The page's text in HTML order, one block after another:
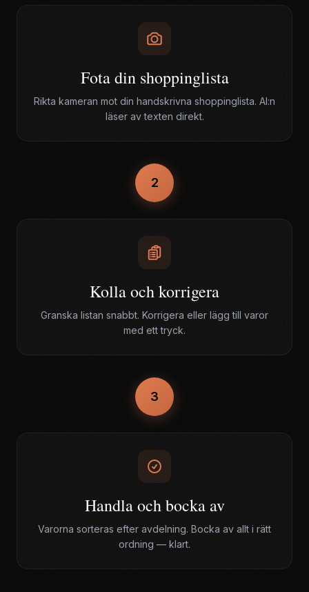
Fota din shoppinglista
Rikta kameran mot din handskrivna shoppinglista. AI:n
läser av texten direkt.
2
Kolla och korrigera
Granska listan snabbt. Korrigera eller lägg till varor
med ett tryck.
3
Handla och bocka av
Varorna sorteras efter avdelning. Bocka av allt i rätt
ordning — klart.